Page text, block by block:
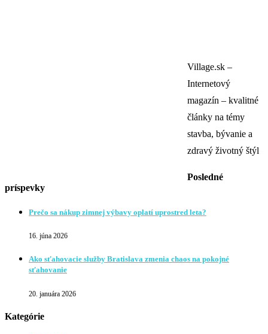
Village.sk –
Internetový
magazín – kvalitné
články na témy
stavba, bývanie a
zdravý životný štýl
Posledné
príspevky
Prečo sa nákup zimnej výbavy oplatí uprostred leta?
16. júna 2026
Ako sťahovacie služby Bratislava zmenia chaos na pokojné
sťahovanie
20. januára 2026
Kategórie